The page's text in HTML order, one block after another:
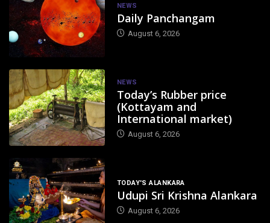
NEWS
Daily Panchangam
August 6, 2026
NEWS
Today’s Rubber price
(Kottayam and
International market)
August 6, 2026
TODAY'S ALANKARA
Udupi Sri Krishna Alankara
August 6, 2026